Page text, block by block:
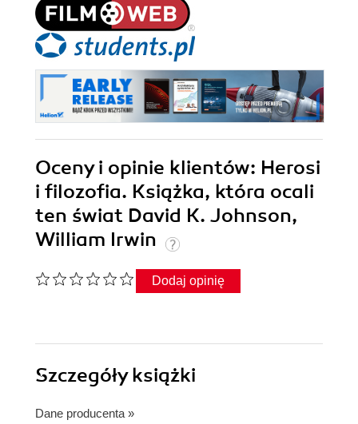
Oceny i opinie klientów: Herosi
i filozofia. Książka, która ocali
ten świat David K. Johnson,
William Irwin
Dodaj opinię
Szczegółyksiążki
Dane producenta »